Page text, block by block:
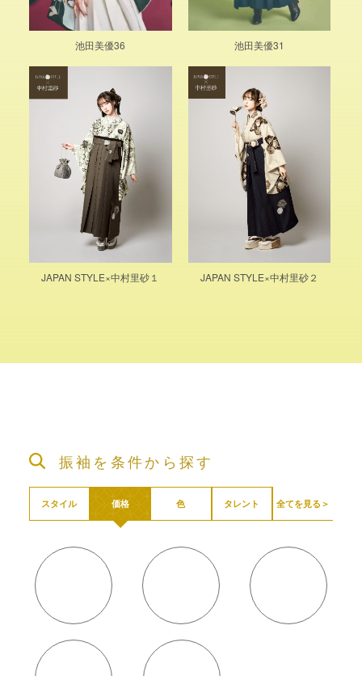
池田美優36 池田美優31
JAPAN STYLE×中村里砂１ JAPAN STYLE×中村里砂２
振袖を条件から探す
スタイル 価格 色 タレント 全てを見る＞